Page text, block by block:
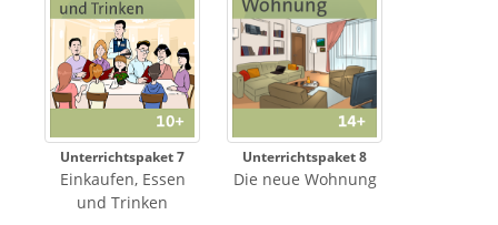
Unterrichtspaket 7
Einkaufen, Essen
und Trinken
Unterrichtspaket 8
Die neue Wohnung